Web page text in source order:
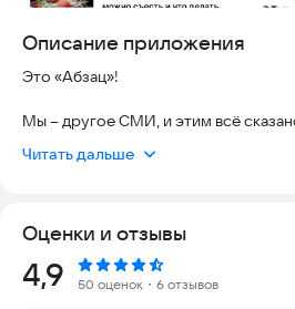
Описание приложения
Это «Абзац»!
Мы – другое СМИ, и этим всё
Официоз – это грустно. Наш путь –
Мы не боимся давать разные
думающих людей, которые не хотят,
выводы. Мыслим шире двух
Читать дальше
Оценки и отзывы
Рейтинг:
4,9 50 оценок ・6 отзывов